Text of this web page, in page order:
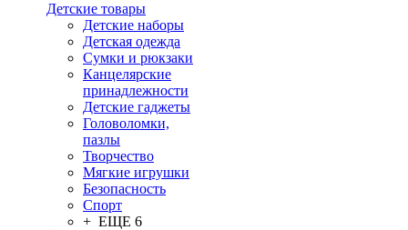
Детские товары
Детские наборы
Детская одежда
Сумки и рюкзаки
Канцелярские
принадлежности
Детские гаджеты
Головоломки,
пазлы
Творчество
Мягкие игрушки
Безопасность
Спорт
+ ЕЩЕ 6